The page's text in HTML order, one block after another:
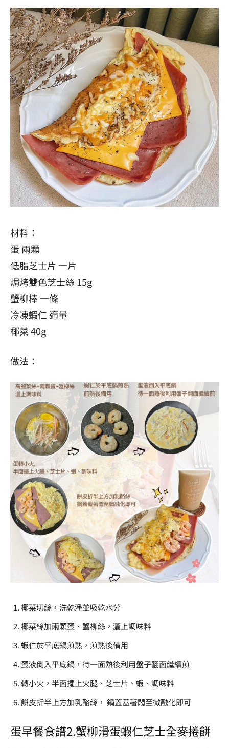
材料：
蛋 兩顆
低脂芝士片 一片
焗烤雙色芝士絲 15g
蟹柳棒 一條
冷凍蝦仁 適量
椰菜40g
做法：
椰菜切絲，洗乾淨並吸乾水分
椰菜絲加兩顆蛋、蟹柳絲，灑上調味料
蝦仁於平底鍋煎熟，煎熟後備用
蛋液倒入平底鍋，待一面熟後利用盤子翻面繼續煎
轉小火，半面擺上火腿、芝士片、蝦、調味料
餅皮折半上方加乳酪絲， 鍋蓋蓋著悶至微融化即可
蛋早餐食譜2.蟹柳滑蛋蝦仁芝士全麥捲餅